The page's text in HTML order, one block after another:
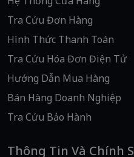
Tra Cứu Đơn Hàng
Hình Thức Thanh Toán
Tra Cứu Hóa Đơn Điện Tử
Hướng Dẫn Mua Hàng
Bán Hàng Doanh Nghiệp
Tra Cứu Bảo Hành
Thông Tin Và Chính